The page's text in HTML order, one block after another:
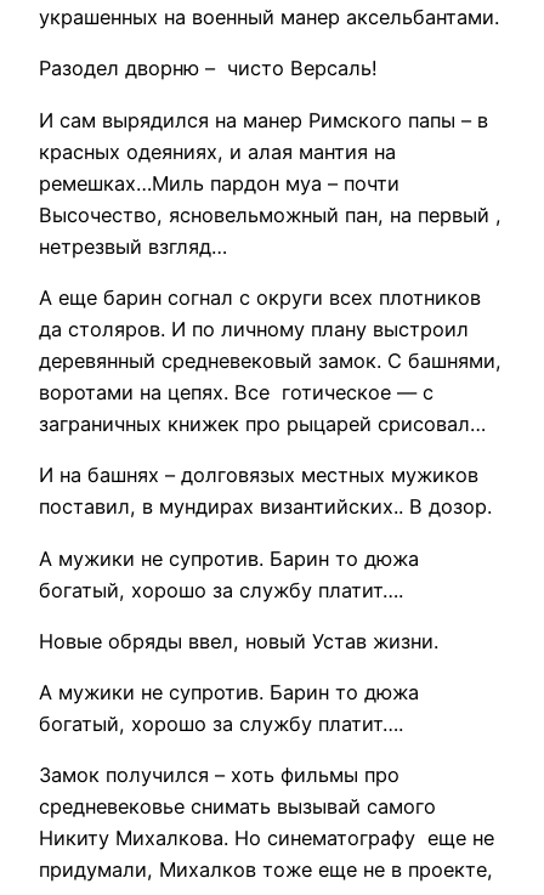
украшенных на военный манер аксельбантами.
Разодел дворню – чисто Версаль!
И сам вырядился на манер Римского папы – в
красных одеяниях, и алая мантия на
ремешках…Миль пардон муа – почти
Высочество, ясновельможный пан, на первый ,
нетрезвый взгляд…
А еще барин согнал с округи всех плотников
да столяров. И по личному плану выстроил
деревянный средневековый замок. С башнями,
воротами на цепях. Все готическое — с
заграничных книжек про рыцарей срисовал…
И на башнях – долговязых местных мужиков
поставил, в мундирах византийских.. В дозор.
А мужики не супротив. Барин то дюжа
богатый, хорошо за службу платит….
Новые обряды ввел, новый Устав жизни.
А мужики не супротив. Барин то дюжа
богатый, хорошо за службу платит….
Замок получился – хоть фильмы про
средневековье снимать вызывай самого
Никиту Михалкова. Но синематографу еще не
придумали, Михалков тоже еще не в проекте,